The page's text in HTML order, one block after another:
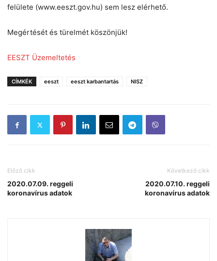
felülete (www.eeszt.gov.hu) sem lesz elérhető.
Megértését és türelmét köszönjük!
EESZT Üzemeltetés
CÍMKÉK eeszt eeszt karbantartás NISZ
Előző cikk
2020.07.09. reggeli
koronavírus adatok
Következő cikk
2020.07.10. reggeli
koronavírus adatok